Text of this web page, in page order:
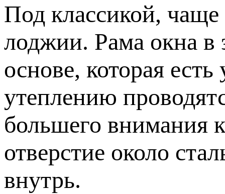
Под классикой, чаще
лоджии. Рама окна в
основе, которая
утеплению
большего внимания
отверстие около
внутрь.